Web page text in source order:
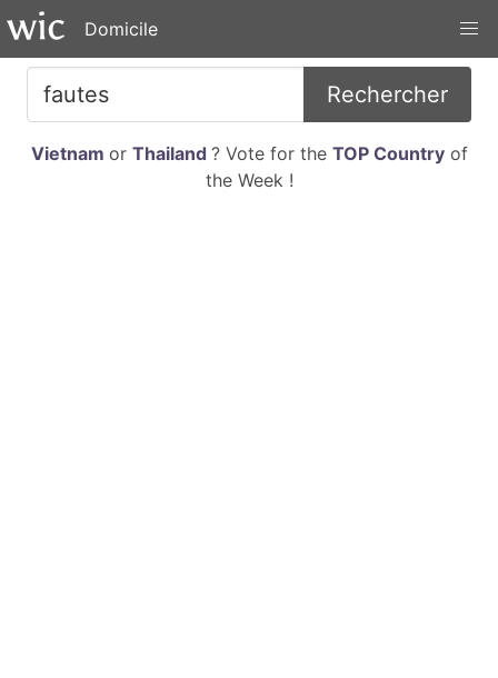
Domicile
Rechercher
Vietnam or Thailand ? Vote for the TOP Countryof
the Week !